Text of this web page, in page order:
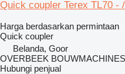
Quick coupler Terex TL70 -
Harga berdasarkan permintaan
Quick coupler
Belanda, Goor
OVERBEEK
Hubungi penjual